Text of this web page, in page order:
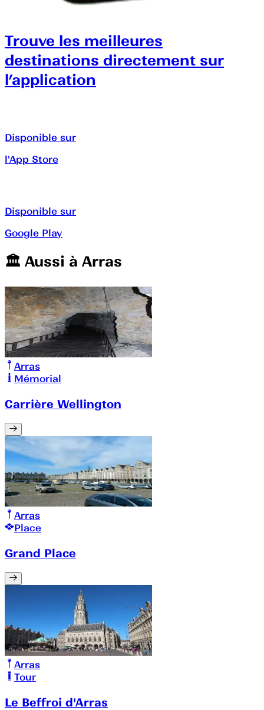
Trouve les meilleures
destinations directement sur
l’application
Disponible sur
l'App Store
Disponible sur
Google Play
🏛️️ Aussi à Arras
Arras
Mémorial
Carrière Wellington
Arras
Place
Grand Place
Arras
Tour
Le Beffroi d'Arras